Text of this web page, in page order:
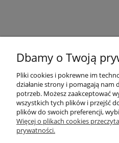
MOJE
PŁATNOŚCI
Dbamy o Twoją
Pliki cookies i pokrewne im
działanie strony i pomagają
potrzeb. Możesz zaakceptować
wszystkich tych plików i przejść
plików do swoich preferencji,
Więcej o plikach cookies
prywatności.